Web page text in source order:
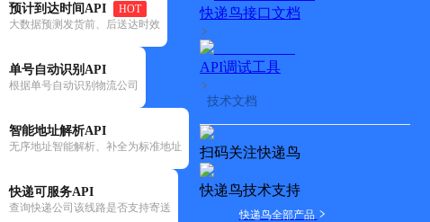
预计到达时间API
HOT
大数据预测发货前、后送达时效
单号自动识别API
根据单号自动识别物流公司
智能地址解析API
无序地址智能解析、补全为标准地址
快递可服务API
查询快递公司该线路是否支持寄送
快递鸟接口文档
API调试工具
技术文档
扫码关注快递鸟
快递鸟技术支持
快递鸟全部产品